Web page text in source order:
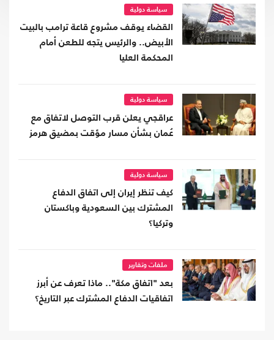
سياسة دولية
القضاء يوقف مشروع قاعة ترامب بالبيت
الأبيض.. والرئيس يتجه للطعن أمام
المحكمة العليا
سياسة دولية
عراقجي يعلن قرب التوصل لاتفاق مع
عُمان بشأن مسار مؤقت بمضيق هرمز
سياسة دولية
كيف تنظر إيران إلى اتفاق الدفاع
المشترك بين السعودية وباكستان
وتركيا؟
ملفات وتقارير
بعد "اتفاق مكة".. ماذا تعرف عن أبرز
اتفاقيات الدفاع المشترك عبر التاريخ؟